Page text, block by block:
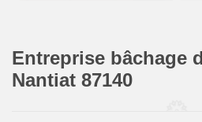
Entreprise bâchage
Nantiat 87140